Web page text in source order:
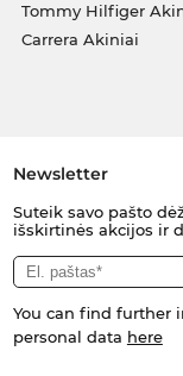
Tommy Hilfiger
Carrera Akiniai
Newsletter
Suteik savo pašto
išskirtinės akcijos ir
You can find further
personal data here